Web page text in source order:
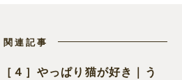
関連記事
［４］やっぱり猫が好き｜う